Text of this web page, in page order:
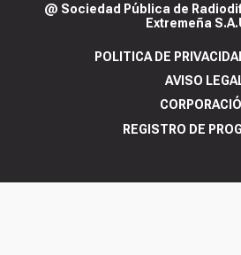
@ Sociedad Pública de
Extremeña
POLITICA DE
AVISO
REGISTRO DE